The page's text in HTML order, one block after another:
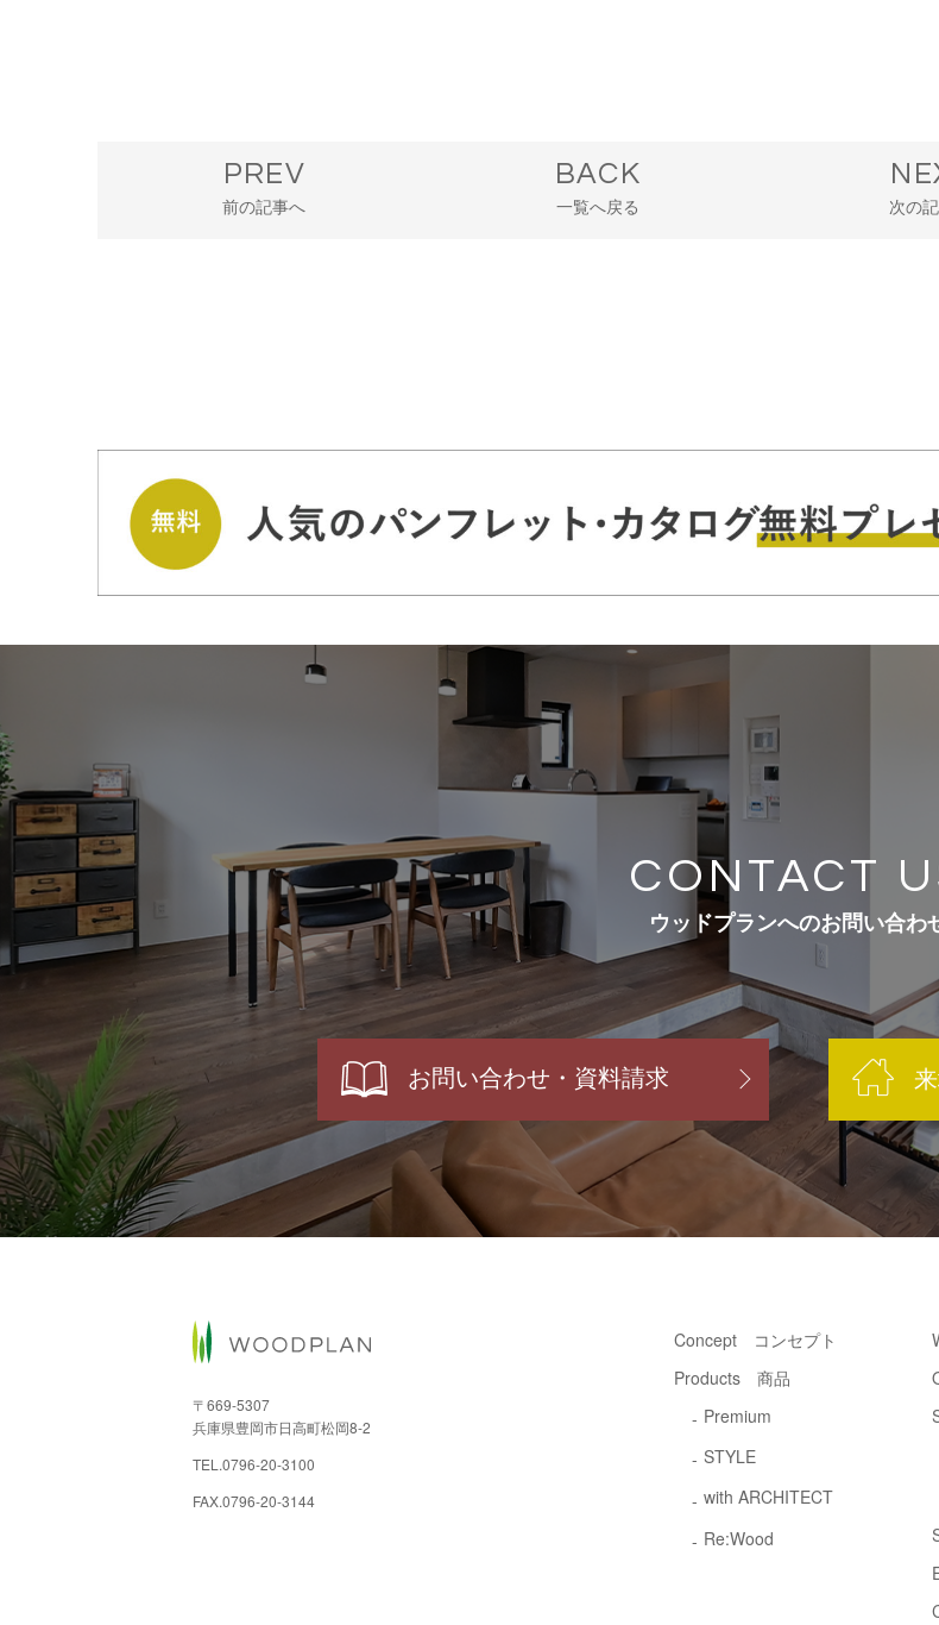
PREV
前の記事へ
BACK
一覧へ戻る 次の
CONTACT
ウッドプランへのお問い合わ
お問い合わせ・資料請求
〒669-5307
兵庫県豊岡市日高町松岡8-2
TEL.0796-20-3100
FAX.0796-20-3144
Concept コンセプト
Products 商品
Premium
STYLE
with ARCHITECT
Re:Wood